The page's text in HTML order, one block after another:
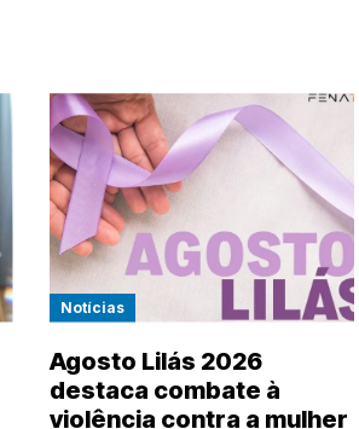
Notícias
Agosto Lilás 2026
destaca combate à
violência contra a mulher